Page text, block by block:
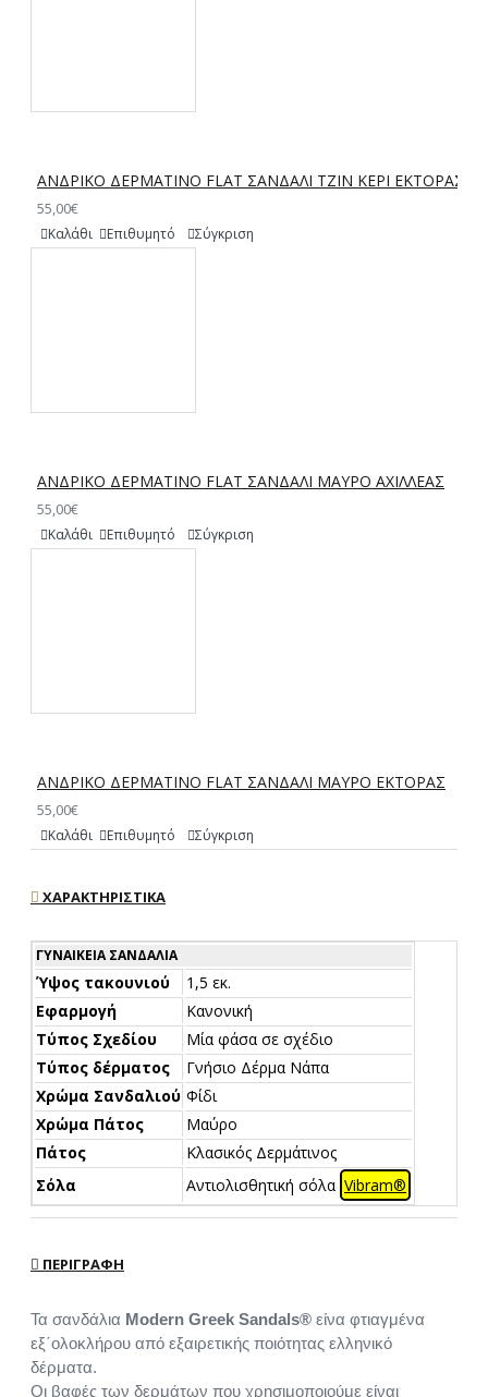
ΑΝΔΡΙΚΟ ΔΕΡΜΑΤΙΝΟ FLAT ΣΑΝΔΑΛΙ ΤΖΙΝ ΚΕΡΙ ΕΚΤΟΡΑΣ
55,00€
Καλάθι Επιθυμητό Σύγκριση
ΑΝΔΡΙΚΟ ΔΕΡΜΑΤΙΝΟ FLAT ΣΑΝΔΑΛΙ ΜΑΥΡΟ ΑΧΙΛΛΕΑΣ
55,00€
Καλάθι Επιθυμητό Σύγκριση
ΑΝΔΡΙΚΟ ΔΕΡΜΑΤΙΝΟ FLAT ΣΑΝΔΑΛΙ ΜΑΥΡΟ ΕΚΤΟΡΑΣ
55,00€
Καλάθι Επιθυμητό Σύγκριση
ΧΑΡΑΚΤΗΡΙΣΤΙΚΆ
ΓΥΝΑΙΚΕΊΑ ΣΑΝΔΆΛΙΑ
Ύψος τακουνιού
1,5 εκ.
Εφαρμογή
Κανονική
Τύπος Σχεδίου
Μία φάσα σε σχέδιο
Τύπος δέρματος
Γνήσιο Δέρμα Νάπα
Χρώμα Σανδαλιού Φίδι
Χρώμα Πάτος
Μαύρο
Πάτος
Κλασικός Δερμάτινος
Σόλα
Αντιολισθητική σόλα Vibram®
ΠΕΡΙΓΡΑΦΉ
Τα σανδάλια Modern Greek Sandals® είνα φτιαγμένα
εξ΄ολοκλήρου από εξαιρετικής ποιότητας ελληνικό
δέρματα.
Οι βαφές των δερμάτων που χρησιμοποιούμε είναι